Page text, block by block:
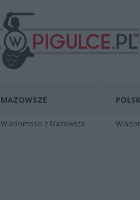
MAZOWSZE
Wiadomości z Mazowsza